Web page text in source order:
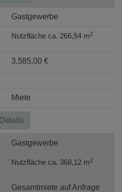
Gastgewerbe
Nutzfläche ca. 266,54 m2
3.585,00 €
Miete
Details
Gastgewerbe
Nutzfläche ca. 368,12 m2
Gesamtmiete auf Anfrage